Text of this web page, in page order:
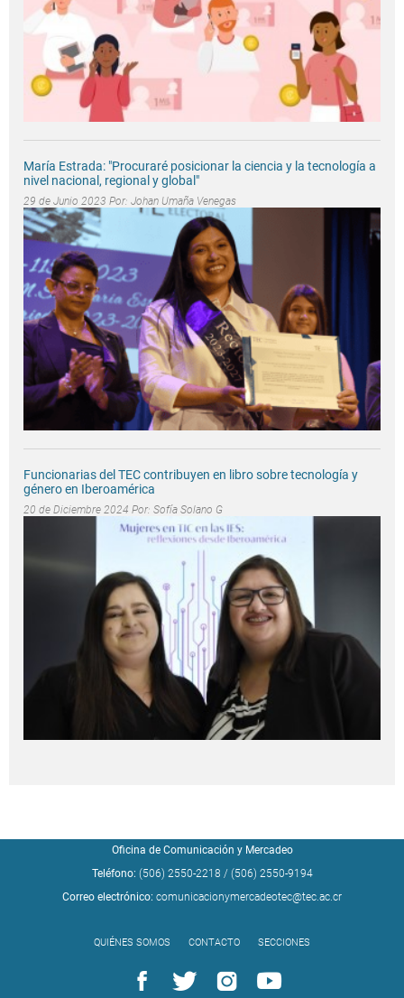
María Estrada: "Procuraré posicionar la ciencia y la tecnología a
nivel nacional, regional y global"
29 de Junio 2023 Por: Johan Umaña Venegas
Funcionarias del TEC contribuyen en libro sobre tecnología y
género en Iberoamérica
20 de Diciembre 2024 Por: Sofía Solano G
Oficina de Comunicación y Mercadeo
Teléfono: (506) 2550-2218 / (506) 2550-9194
Correo electrónico: comunicacionymercadeotec@tec.ac.cr
QUIÉNES SOMOS CONTACTO SECCIONES